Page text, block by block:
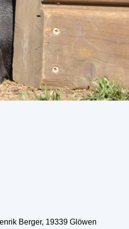
Berger, 19339 Glöwen